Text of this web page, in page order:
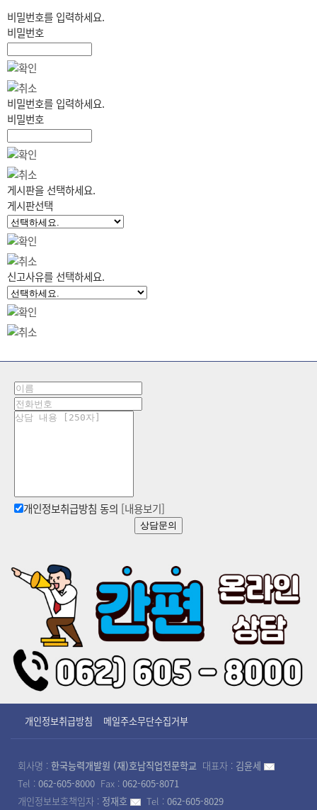
비밀번호를 입력하세요.
비밀번호
비밀번호를 입력하세요.
비밀번호
게시판을 선택하세요.
게시판선택
신고사유를 선택하세요.
개인정보취급방침 동의 [내용보기]
상담문의
개인정보취급방침 메일주소무단수집거부
회사명 : 한국능력개발원 (재)호남직업전문학교 대표자 : 김윤세
Tel : 062-605-8000 Fax : 062-605-8071
개인정보보호책임자 : 정재호 Tel : 062-605-8029